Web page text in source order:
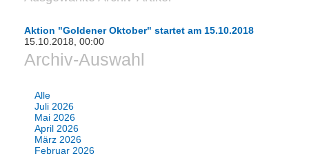
Aktion "Goldener Oktober" startet am 15.10.2018
15.10.2018, 00:00
Archiv-Auswahl
Alle
Juli 2026
Mai 2026
April 2026
März 2026
Februar 2026